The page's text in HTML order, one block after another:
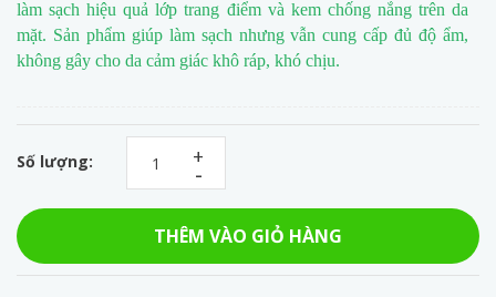
làm sạch hiệu quả lớp trang điểm và kem chống nắng trên da
mặt. Sản phẩm giúp làm sạch nhưng vẫn cung cấp đủ độ ẩm,
không gây cho da cảm giác khô ráp, khó chịu.
Số lượng: -
+
THÊM VÀO GIỎ HÀNG